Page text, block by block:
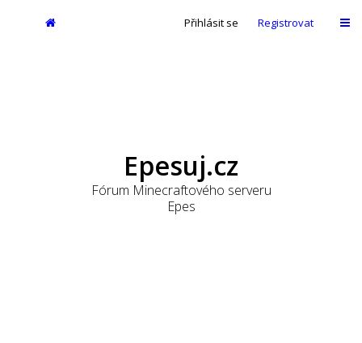
Přihlásit se Registrovat
Epesuj.cz
Fórum Minecraftového serveru
Epes